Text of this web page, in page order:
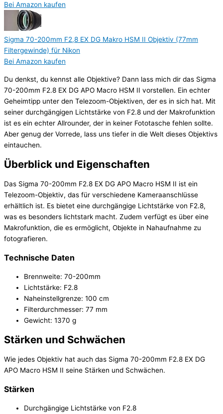
Bei Amazon kaufen
Sigma 70-200mm F2,8 EX DG Makro HSM II Objektiv (77mm
Filtergewinde) für Nikon
Bei Amazon kaufen
Du denkst, du kennst alle Objektive? Dann lass mich dir das Sigma
70-200mm F2.8 EX DG APO Macro HSM II vorstellen. Ein echter
Geheimtipp unter den Telezoom-Objektiven, der es in sich hat. Mit
seiner durchgängigen Lichtstärke von F2.8 und der Makrofunktion
ist es ein echter Allrounder, der in keiner Fototasche fehlen sollte.
Aber genug der Vorrede, lass uns tiefer in die Welt dieses Objektivs
eintauchen.
Überblick und Eigenschaften
Das Sigma 70-200mm F2.8 EX DG APO Macro HSM II ist ein
Telezoom-Objektiv, das für verschiedene Kameraanschlüsse
erhältlich ist. Es bietet eine durchgängige Lichtstärke von F2.8,
was es besonders lichtstark macht. Zudem verfügt es über eine
Makrofunktion, die es ermöglicht, Objekte in Nahaufnahme zu
fotografieren.
Technische Daten
Brennweite: 70-200mm
Lichtstärke: F2.8
Naheinstellgrenze: 100 cm
Filterdurchmesser: 77 mm
Gewicht: 1370 g
Stärken und Schwächen
Wie jedes Objektiv hat auch das Sigma 70-200mm F2.8 EX DG
APO Macro HSM II seine Stärken und Schwächen.
Stärken
Durchgängige Lichtstärke von F2.8